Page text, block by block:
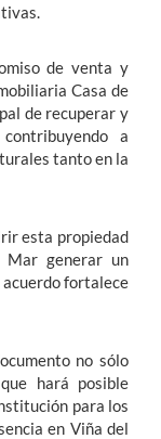
de venta y
Casa de
de recuperar y
a
tanto en la
esta propiedad
generar un
fortalece
no sólo
hará posible
para los
en Viña del